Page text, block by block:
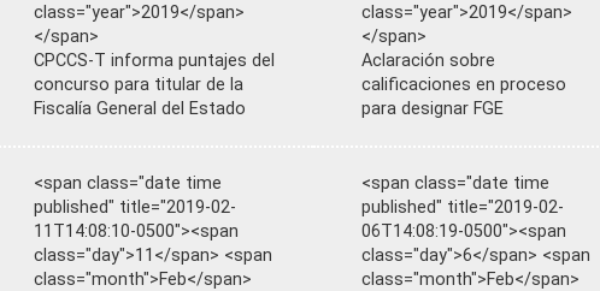
class="year">2019</span>
</span>
CPCCS-T informa puntajes del
concurso para titular de la
Fiscalía General del Estado
class="year">2019</span>
</span>
Aclaración sobre
calificaciones en proceso
para designar FGE
<span class="date time
published" title="2019-02-
11T14:08:10-0500"><span
class="day">11</span> <span
class="month">Feb</span>
<span class="date time
published" title="2019-02-
06T14:08:19-0500"><span
class="day">6</span> <span
class="month">Feb</span>